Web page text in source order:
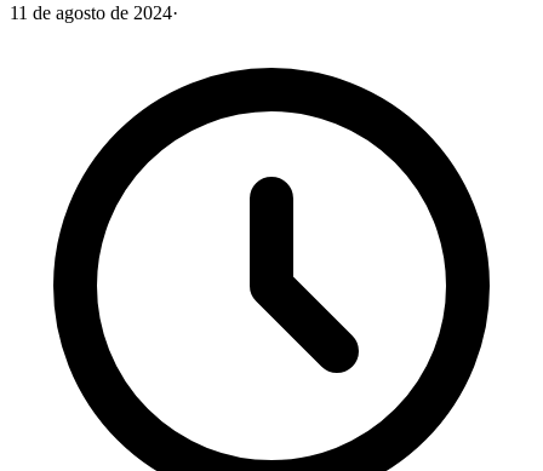
11 de agosto de 2024·